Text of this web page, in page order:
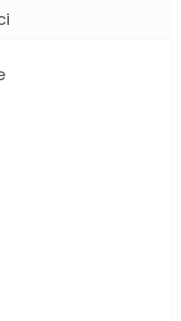
5 z 5 hvězdiček.
5 z 5 hvězdiček.
5 z 5 hvězdiček.